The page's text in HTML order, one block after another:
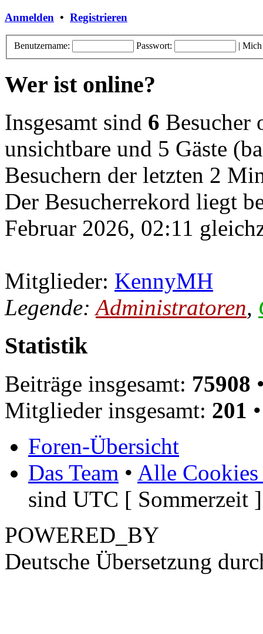
Anmelden • Registrieren
Benutzername: Passwort: | Mich
Wer ist online?
Insgesamt sind 6 Besucher
unsichtbare und 5 Gäste
Besuchern der letzten 2
Der Besucherrekord liegt
Februar 2026, 02:11
Mitglieder: KennyMH
Legende:Administratoren,
Statistik
Beiträge insgesamt: 75908
Mitglieder insgesamt: 201
Foren-Übersicht
Das Team • Alle Cookies
sind UTC [ Sommerzeit ]
POWERED_BY
Deutsche Übersetzung